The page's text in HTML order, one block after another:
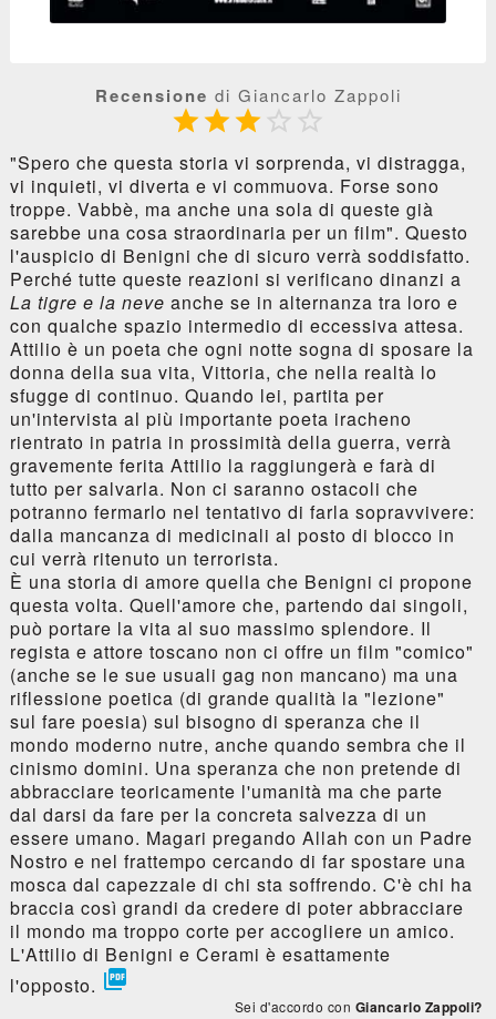
Recensione di Giancarlo Zappoli
  
"Spero che questa storia vi sorprenda, vi distragga,
vi inquieti, vi diverta e vi commuova. Forse sono
troppe. Vabbè, ma anche una sola di queste già
sarebbe una cosa straordinaria per un film". Questo
l'auspicio di Benigni che di sicuro verrà soddisfatto.
Perché tutte queste reazioni si verificano dinanzi a
La tigre e la neve anche se in alternanza tra loro e
con qualche spazio intermedio di eccessiva attesa.
Attilio è un poeta che ogni notte sogna di sposare la
donna della sua vita, Vittoria, che nella realtà lo
sfugge di continuo. Quando lei, partita per
un'intervista al più importante poeta iracheno
rientrato in patria in prossimità della guerra, verrà
gravemente ferita Attilio la raggiungerà e farà di
tutto per salvarla. Non ci saranno ostacoli che
potranno fermarlo nel tentativo di farla sopravvivere:
dalla mancanza di medicinali al posto di blocco in
cui verrà ritenuto un terrorista.
È una storia di amore quella che Benigni ci propone
questa volta. Quell'amore che, partendo dai singoli,
può portare la vita al suo massimo splendore. Il
regista e attore toscano non ci offre un film "comico"
(anche se le sue usuali gag non mancano) ma una
riflessione poetica (di grande qualità la "lezione"
sul fare poesia) sul bisogno di speranza che il
mondo moderno nutre, anche quando sembra che il
cinismo domini. Una speranza che non pretende di
abbracciare teoricamente l'umanità ma che parte
dal darsi da fare per la concreta salvezza di un
essere umano. Magari pregando Allah con un Padre
Nostro e nel frattempo cercando di far spostare una
mosca dal capezzale di chi sta soffrendo. C'è chi ha
braccia così grandi da credere di poter abbracciare
il mondo ma troppo corte per accogliere un amico.
L'Attilio di Benigni e Cerami è esattamente
l'opposto. 
Sei d'accordo con Giancarlo Zappoli?